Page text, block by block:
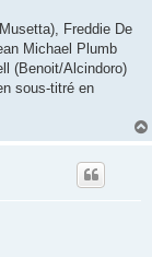
Freddie De
Michael Plumb
(Benoit/Alcindoro)
sous-titré en